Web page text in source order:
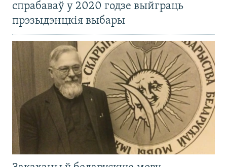
спрабаваў у 2020 годзе выйграць
прэзыдэнцкія выбары